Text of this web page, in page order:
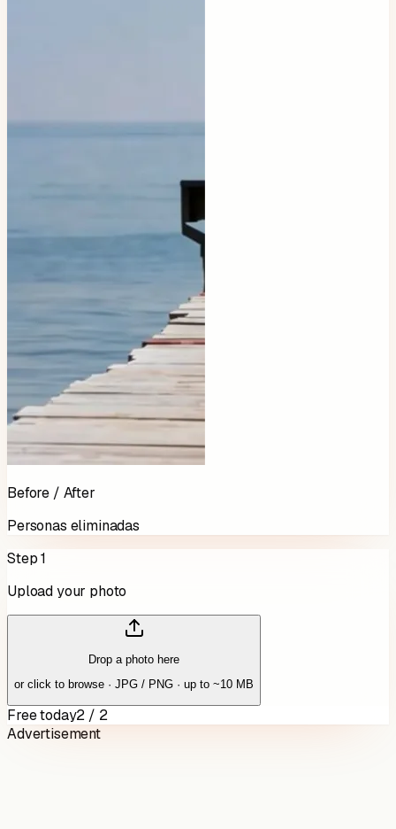
Before / After
Personas eliminadas
Step 1
Upload your photo
Drop a photo here
or click to browse · JPG / PNG · up to ~10 MB
Free today2 / 2
Advertisement